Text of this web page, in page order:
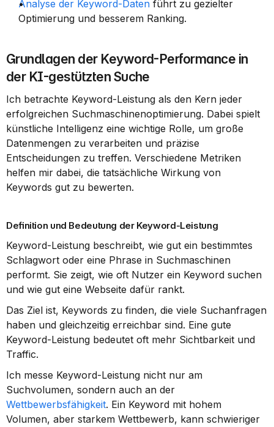
Analyse der Keyword-Daten führt zu gezielter
Optimierung und besserem Ranking.
Grundlagen der Keyword-Performance in
der KI-gestützten Suche
Ich betrachte Keyword-Leistung als den Kern jeder
erfolgreichen Suchmaschinenoptimierung. Dabei spielt
künstliche Intelligenz eine wichtige Rolle, um große
Datenmengen zu verarbeiten und präzise
Entscheidungen zu treffen. Verschiedene Metriken
helfen mir dabei, die tatsächliche Wirkung von
Keywords gut zu bewerten.
Definition und Bedeutung der Keyword-Leistung
Keyword-Leistung beschreibt, wie gut ein bestimmtes
Schlagwort oder eine Phrase in Suchmaschinen
performt. Sie zeigt, wie oft Nutzer ein Keyword suchen
und wie gut eine Webseite dafür rankt.
Das Ziel ist, Keywords zu finden, die viele Suchanfragen
haben und gleichzeitig erreichbar sind. Eine gute
Keyword-Leistung bedeutet oft mehr Sichtbarkeit und
Traffic.
Ich messe Keyword-Leistung nicht nur am
Wettbewerbsfähigkeit. Ein Keyword mit hohem
Volumen, aber starkem Wettbewerb, kann schwieriger